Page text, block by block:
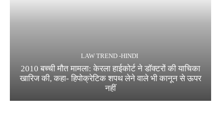
LAW TREND -HINDI
2010 बच्ची मौत मामला: केरला हाईकोर्ट ने डॉक्टरों की याचिका
खारिज की, कहा- हिपोक्रेटिक शपथ लेने वाले भी कानून से ऊपर
नहीं